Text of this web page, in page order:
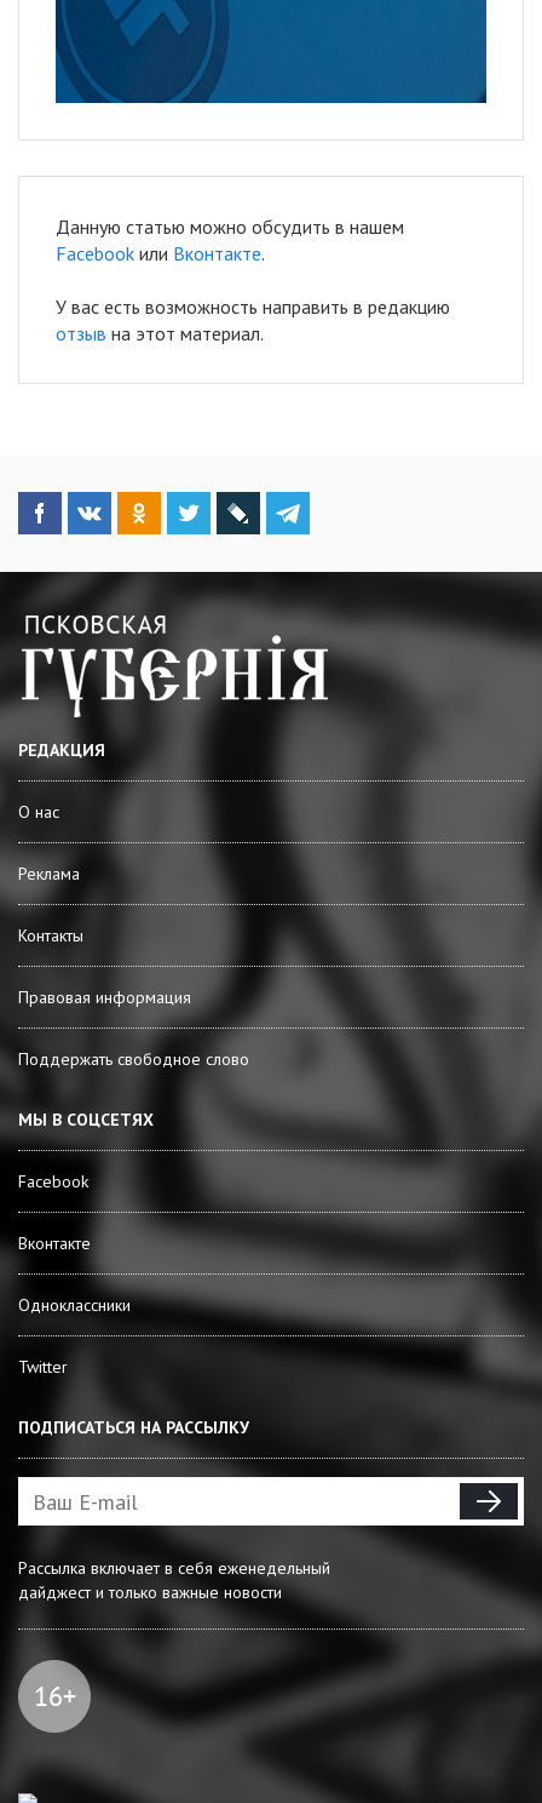
Данную статью можно обсудить в нашем
Facebook или Вконтакте.
У вас есть возможность направить в редакцию
отзыв на этот материал.
РЕДАКЦИЯ
О нас
Реклама
Контакты
Правовая информация
Поддержать свободное слово
МЫ В СОЦСЕТЯХ
Facebook
Вконтакте
Одноклассники
Twitter
ПОДПИСАТЬСЯ НА РАССЫЛКУ
Рассылка включает в себя еженедельный
дайджест и только важные новости